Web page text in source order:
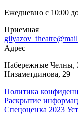
Ежедневно с 10:00
Приемная
Адрес
​Набережные Челны,
Низаметдинова, 29
Политика
Раскрытие
Спецоценка 2023